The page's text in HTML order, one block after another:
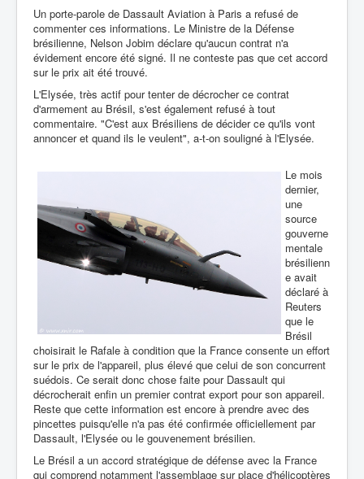
Un porte-parole de Dassault Aviation à Paris a refusé de
commenter ces informations. Le Ministre de la Défense
brésilienne, Nelson Jobim déclare qu'aucun contrat n'a
évidement encore été signé. Il ne conteste pas que cet accord
sur le prix ait été trouvé.
L'Elysée, très actif pour tenter de décrocher ce contrat
d'armement au Brésil, s'est également refusé à tout
commentaire. "C'est aux Brésiliens de décider ce qu'ils vont
annoncer et quand ils le veulent", a-t-on souligné à l'Elysée.
Le mois
dernier,
une
source
gouverne
mentale
brésilienn
e avait
déclaré à
Reuters
que le
Brésil
choisirait le Rafale à condition que la France consente un effort
sur le prix de l'appareil, plus élevé que celui de son concurrent
suédois. Ce serait donc chose faite pour Dassault qui
décrocherait enfin un premier contrat export pour son appareil.
Reste que cette information est encore à prendre avec des
pincettes puisqu'elle n'a pas été confirmée officiellement par
Dassault, l'Elysée ou le gouvenement brésilien.
Le Brésil a un accord stratégique de défense avec la France
qui comprend notamment l'assemblage sur place d'hélicoptères